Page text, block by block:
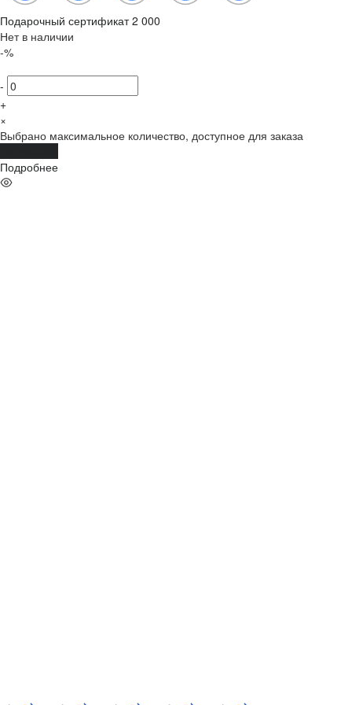
Подарочный сертификат 2 000
Нет в наличии
-%
-
+
×
Выбрано максимальное количество, доступное для заказа
Подробнее